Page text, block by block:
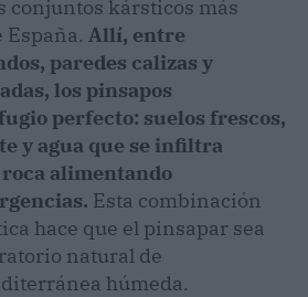
conjuntos kársticos más
España. Allí, entre
paredes calizas y
los pinsapos
perfecto: suelos frescos,
y agua que se infiltra
alimentando
Esta combinación
hace que el pinsapar sea
natural de
húmeda.